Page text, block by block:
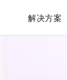
解决方案